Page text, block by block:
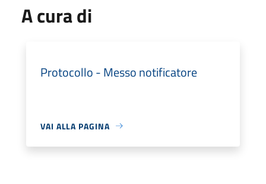
A cura di
Protocollo - Messo notificatore
VAI ALLA PAGINA